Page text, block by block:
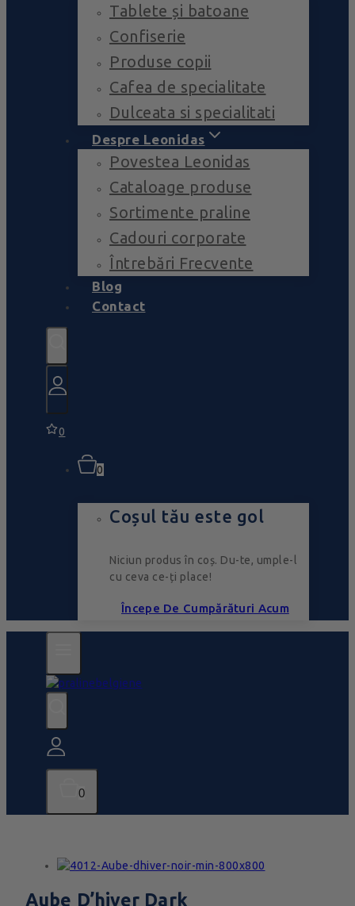
Tablete și batoane
Confiserie
Produse copii
Cafea de specialitate
Dulceata si specialitati
Despre Leonidas
Povestea Leonidas
Cataloage produse
Sortimente praline
Cadouri corporate
Întrebări Frecvente
Blog
Contact
0
0
Coșul tău este gol
Niciun produs în coș. Du-te, umple-l
cu ceva ce-ți place!
Începe De Cumpărături Acum
0
Aube D’hiver Dark